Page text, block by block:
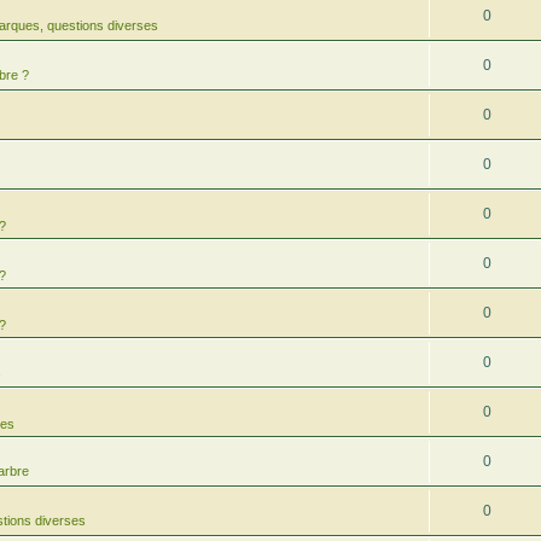
questions diverses
0
?
0
0
0
0
0
0
0
0
0
diverses
0